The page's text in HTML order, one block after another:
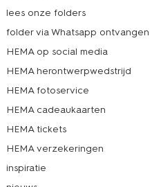
lees onze folders
folder via Whatsapp ontvangen
HEMA op social media
HEMA herontwerpwedstrijd
HEMA fotoservice
HEMA cadeaukaarten
HEMA tickets
HEMA verzekeringen
inspiratie